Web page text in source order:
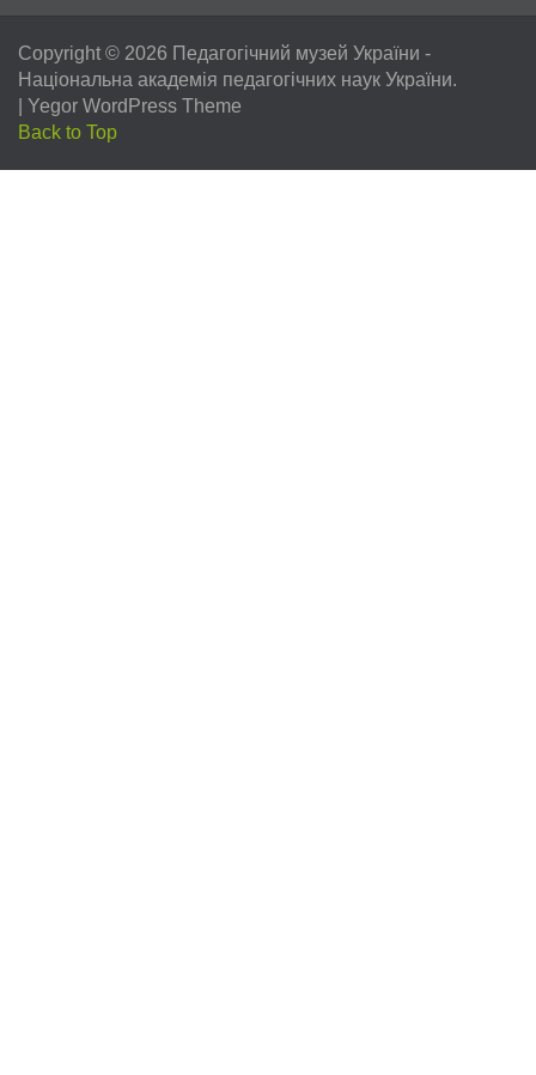
Copyright © 2026 Педагогічний музей України -
Національна академія педагогічних наук України.
Yegor WordPress Theme
Back to Top